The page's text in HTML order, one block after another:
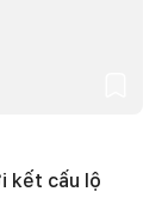
kết cấu lộ